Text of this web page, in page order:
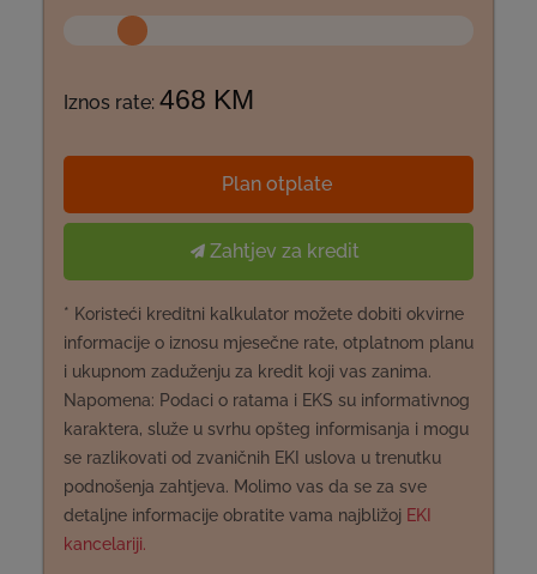
Iznos rate: 468 KM
Plan otplate
Zahtjev za kredit
* Koristeći kreditni kalkulator možete dobiti okvirne
informacije o iznosu mjesečne rate, otplatnom planu
i ukupnom zaduženju za kredit koji vas zanima.
Napomena: Podaci o ratama i EKS su informativnog
karaktera, služe u svrhu opšteg informisanja i mogu
se razlikovati od zvaničnih EKI uslova u trenutku
podnošenja zahtjeva. Molimo vas da se za sve
detaljne informacije obratite vama najbližoj EKI
kancelariji.